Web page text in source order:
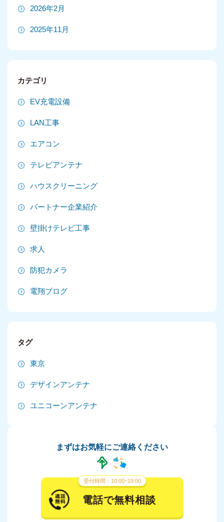
2026年2月
2025年11月
2024年8月
2024年7月
2024年6月
2024年5月
2024年3月
2024年1月
2023年12月
カテゴリ
EV充電設備
LAN工事
エアコン
テレビアンテナ
ハウスクリーニング
パートナー企業紹介
壁掛けテレビ工事
求人
防犯カメラ
電翔ブログ
タグ
東京
デザインアンテナ
ユニコーンアンテナ
まずはお気軽にご連絡ください
受付時間：10:00~19:00
電話で無料相談